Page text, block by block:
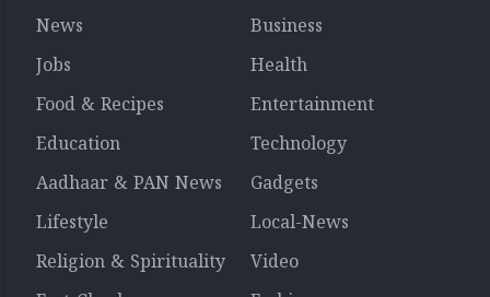
News
Business
Jobs
Health
Food & Recipes
Entertainment
Education
Technology
Aadhaar & PAN News
Gadgets
Lifestyle
Local-News
Religion & Spirituality
Video